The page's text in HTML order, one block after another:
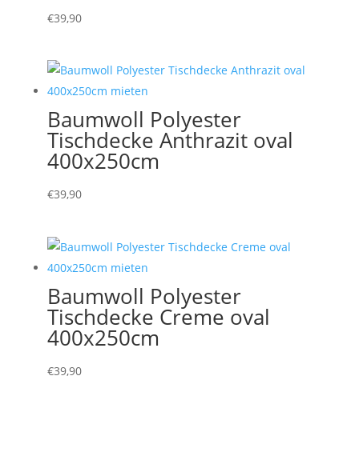
€39,90
Baumwoll Polyester
Tischdecke Anthrazit oval
400x250cm
€39,90
Baumwoll Polyester
Tischdecke Creme oval
400x250cm
€39,90